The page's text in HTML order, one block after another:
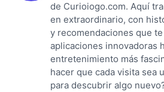
de Curioiogo.com. Aquí
en extraordinario, con
y recomendaciones que
aplicaciones innovadoras
entretenimiento más
hacer que cada visita sea
para descubrir algo